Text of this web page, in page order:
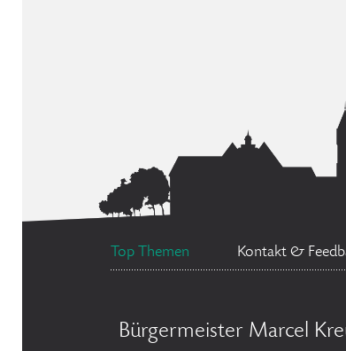
Top Themen Kontakt &
Bürgermeister Marcel